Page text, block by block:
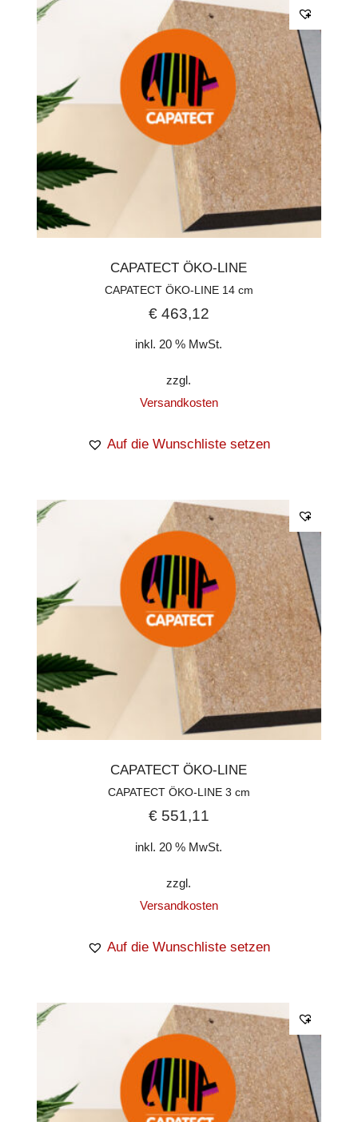
CAPATECT ÖKO-LINE
CAPATECT ÖKO-LINE 14 cm
€463,12
inkl. 20 % MwSt.
zzgl.
Versandkosten
Auf die Wunschliste setzen
CAPATECT ÖKO-LINE
CAPATECT ÖKO-LINE 3 cm
€551,11
inkl. 20 % MwSt.
zzgl.
Versandkosten
Auf die Wunschliste setzen